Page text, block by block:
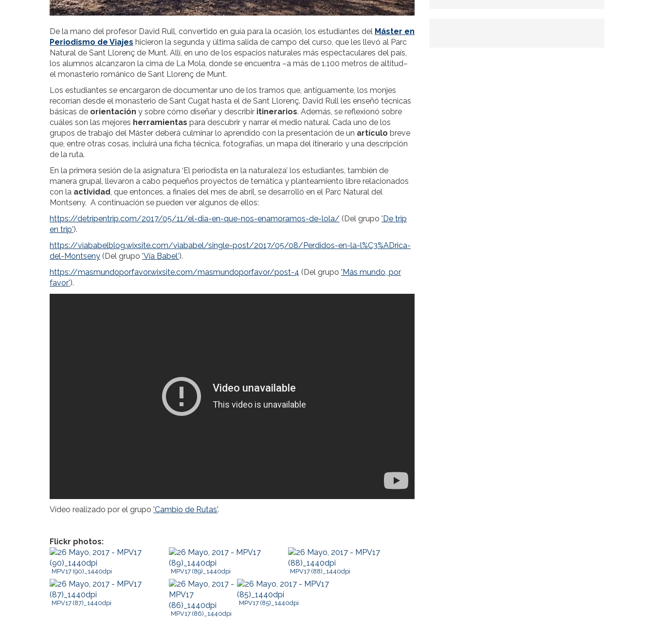
De la mano del profesor David Rull, convertido en guía para la ocasión, los estudiantes del Máster en
Periodismo de Viajes hicieron la segunda y última salida de campo del curso, que les llevó al Parc
Natural de Sant Llorenç de Munt. Allí, en uno de los espacios naturales más espectaculares del país,
los alumnos alcanzaron la cima de La Mola, donde se encuentra –a más de 1.100 metros de altitud–
el monasterio románico de Sant Llorenç de Munt.
Los estudiantes se encargaron de documentar uno de los tramos que, antiguamente, los monjes
recorrían desde el monasterio de Sant Cugat hasta el de Sant Llorenç. David Rull les enseñó técnicas
básicas de orientación y sobre cómo diseñar y describir itinerarios. Además, se reflexionó sobre
cuáles son las mejores herramientas para descubrir y narrar el medio natural. Cada uno de los
grupos de trabajo del Máster deberá culminar lo aprendido con la presentación de un artículo breve
que, entre otras cosas, incluirá una ficha técnica, fotografías, un mapa del itinerario y una descripción
de la ruta.
En la primera sesión de la asignatura ‘El periodista en la naturaleza’ los estudiantes, también de
manera grupal, llevaron a cabo pequeños proyectos de temática y planteamiento libre relacionados
con la actividad, que entonces, a finales del mes de abril, se desarrolló en el Parc Natural del
Montseny. A continuación se pueden ver algunos de ellos:
https://detripentrip.com/2017/05/11/el-dia-en-que-nos-enamoramos-de-lola/ (Del grupo 'De trip
en trip').
https://viababelblog.wixsite.com/viababel/single-post/2017/05/08/Perdidos-en-la-l%C3%ADrica-
del-Montseny (Del grupo 'Vía Babel').
https://masmundoporfavor.wixsite.com/masmundoporfavor/post-4 (Del grupo 'Más mundo, por
favor').
Vídeo realizado por el grupo 'Cambio de Rutas'.
Flickr photos:
MPV17 (90)_1440dpi MPV17 (89)_1440dpi MPV17 (88)_1440dpi
MPV17 (87)_1440dpi
MPV17 (86)_1440dpi
MPV17 (85)_1440dpi